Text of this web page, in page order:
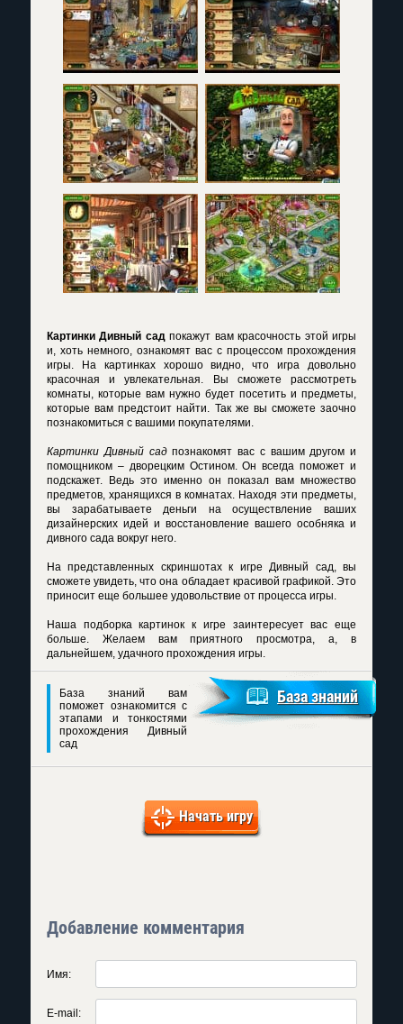
Картинки Дивный садпокажут вам красочность этой игры
и, хоть немного, ознакомят вас с процессом прохождения
игры. На картинках хорошо видно, что игра довольно
красочная и увлекательная. Вы сможете рассмотреть
комнаты, которые вам нужно будет посетить и предметы,
которые вам предстоит найти. Так же вы сможете заочно
познакомиться с вашими покупателями.
Картинки Дивный садпознакомят вас с вашим другом и
помощником – дворецким Остином. Он всегда поможет и
подскажет. Ведь это именно он показал вам множество
предметов, хранящихся в комнатах. Находя эти предметы,
вы зарабатываете деньги на осуществление ваших
дизайнерских идей и восстановление вашего особняка и
дивного сада вокруг него.
На представленных скриншотах к игре Дивный сад, вы
сможете увидеть, что она обладает красивой графикой. Это
приносит еще большее удовольствие от процесса игры.
Наша подборка картинок к игре заинтересует вас еще
больше. Желаем вам приятного просмотра, а, в
дальнейшем, удачного прохождения игры.
База знаний вам
поможет ознакомится с
этапами и тонкостями
прохождения Дивный
сад
База знаний
Начать игру
Добавление комментария
Имя:
E-mail: